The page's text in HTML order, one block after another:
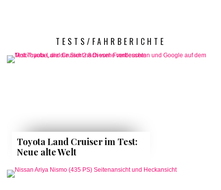
TESTS/FAHRBERICHTE
Toyota Land Cruiser im Test:
Neue alte Welt